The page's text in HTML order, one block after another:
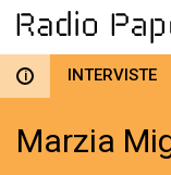
i INTERVISTE
Marzia